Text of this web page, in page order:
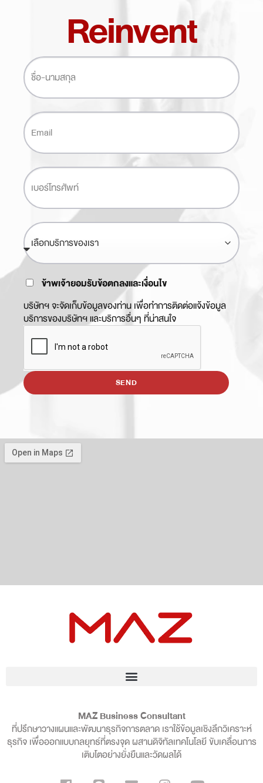
Reinvent
ข้าพเจ้ายอมรับข้อตกลงและเงื่อนไข
บริษัทฯ จะจัดเก็บข้อมูลของท่าน เพื่อทำการติดต่อแจ้งข้อมูล
บริการของบริษัทฯ และบริการอื่นๆ ที่น่าสนใจ
SEND
MAZ Business Consultant
ที่ปรึกษาวางแผนและพัฒนาธุรกิจการตลาด เราใช้ข้อมูลเชิงลึกวิเคราะห์
ธุรกิจ เพื่อออกแบบกลยุทธ์ที่ตรงจุด ผสานดิจิทัลเทคโนโลยี ขับเคลื่อนการ
เติบโตอย่างยั่งยืนและวัดผลได้